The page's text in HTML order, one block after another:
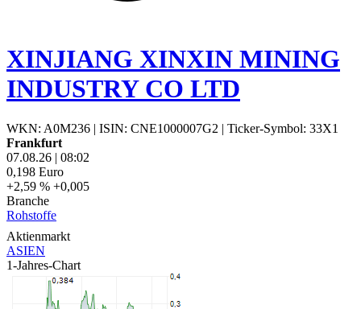
XINJIANG XINXIN MINING
INDUSTRY CO LTD
WKN: A0M236 | ISIN: CNE1000007G2 | Ticker-Symbol: 33X1
Frankfurt
07.08.26 | 08:02
0,198 Euro
+2,59 % +0,005
Branche
Rohstoffe
Aktienmarkt
ASIEN
1-Jahres-Chart